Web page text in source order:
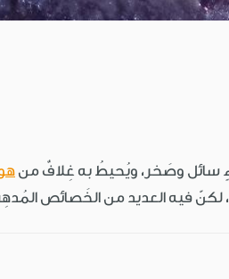
سائل وصَخر، ويُحيطُ به غِلافٌ من
لكنّ فيه العديد من الخَصائص